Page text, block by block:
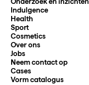
Indulgence
Health
Sport
Cosmetics
Over ons
Jobs
Neem contact op
Cases
Vorm catalogus